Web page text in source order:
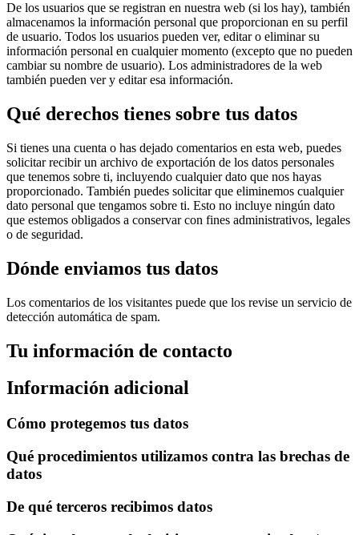
De los usuarios que se registran en nuestra web (si los hay), también
almacenamos la información personal que proporcionan en su perfil
de usuario. Todos los usuarios pueden ver, editar o eliminar su
información personal en cualquier momento (excepto que no pueden
cambiar su nombre de usuario). Los administradores de la web
también pueden ver y editar esa información.
Qué derechos tienes sobre tus datos
Si tienes una cuenta o has dejado comentarios en esta web, puedes
solicitar recibir un archivo de exportación de los datos personales
que tenemos sobre ti, incluyendo cualquier dato que nos hayas
proporcionado. También puedes solicitar que eliminemos cualquier
dato personal que tengamos sobre ti. Esto no incluye ningún dato
que estemos obligados a conservar con fines administrativos, legales
o de seguridad.
Dónde enviamos tus datos
Los comentarios de los visitantes puede que los revise un servicio de
detección automática de spam.
Tu información de contacto
Información adicional
Cómo protegemos tus datos
Qué procedimientos utilizamos contra las brechas de
datos
De qué terceros recibimos datos